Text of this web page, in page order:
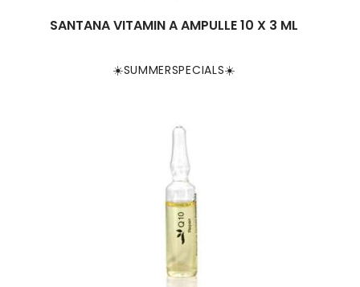
☀️SUMMERSPECIALS☀️
SANTANA VITAMIN A AMPULLE 10 X 3 ML